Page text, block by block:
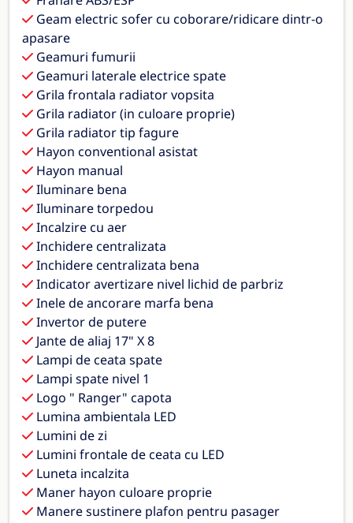
Geam electric sofer cu coborare/ridicare dintr-o
apasare
Geamuri fumurii
Geamuri laterale electrice spate
Grila frontala radiator vopsita
Grila radiator (in culoare proprie)
Grila radiator tip fagure
Hayon conventional asistat
Hayon manual
Iluminare bena
Iluminare torpedou
Incalzire cu aer
Inchidere centralizata
Inchidere centralizata bena
Indicator avertizare nivel lichid de parbriz
Inele de ancorare marfa bena
Invertor de putere
Jante de aliaj 17" X 8
Lampi de ceata spate
Lampi spate nivel 1
Logo " Ranger" capota
Lumina ambientala LED
Lumini de zi
Lumini frontale de ceata cu LED
Luneta incalzita
Maner hayon culoare proprie
Manere sustinere plafon pentru pasager